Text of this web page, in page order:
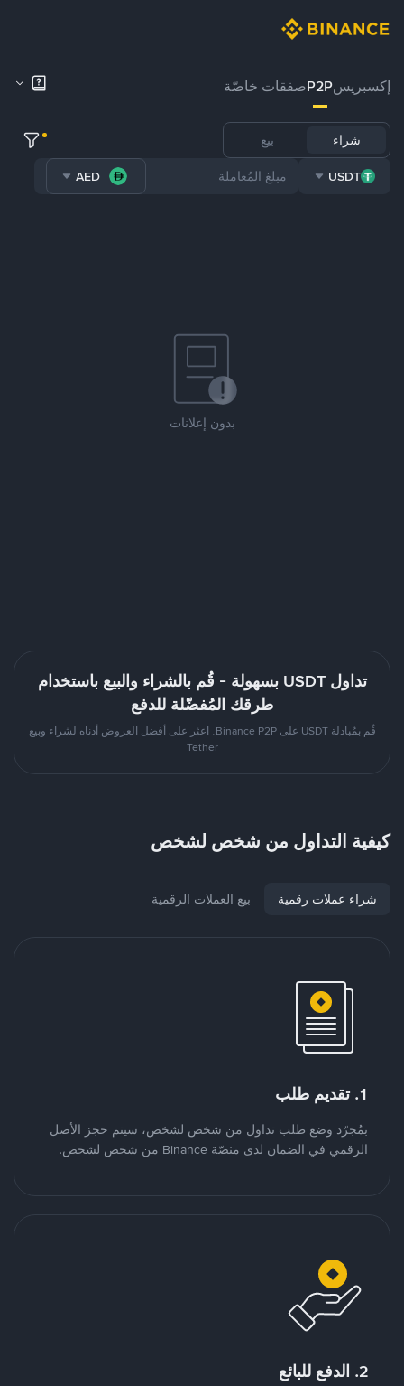
إكسبريسP2Pصفقات خاصّة
شراء بيع
USDT
AED
بدون إعلانات
تداول USDT بسهولة - قُم بالشراء والبيع باستخدام
طرقك المُفضّلة للدفع
قُم بمُبادلة USDT على Binance P2P. اعثر على أفضل العروض أدناه لشراء وبيع
Tether
كيفية التداول من شخص لشخص
شراء عملات رقمية بيع العملات الرقمية
1. تقديم طلب
بمُجرّد وضع طلب تداول من شخص لشخص، سيتم حجز الأصل
الرقمي في الضمان لدى منصّة Binance من شخص لشخص.
2. الدفع للبائع